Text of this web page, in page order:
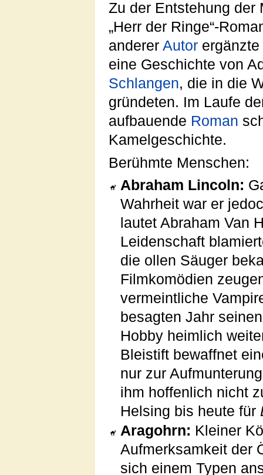
Zu der Entstehung der
„Herr der Ringe“-
anderer Autor
eine Geschichte von
Schlangen, die in die
gründeten. Im Laufe
aufbauende Roman
Kamelgeschichte.
Berühmte Menschen:
Abraham Lincoln:
Wahrheit war er
lautet Abraham Van
Leidenschaft
die ollen Säuger
Filmkomödien
vermeintliche
besagten Jahr
Hobby heimlich
Bleistift bewaffnet
nur zur
ihm hoffenlich nicht
Helsing bis heute für
Aragohrn: Kleiner
Aufmerksamkeit der
sich einem Typen